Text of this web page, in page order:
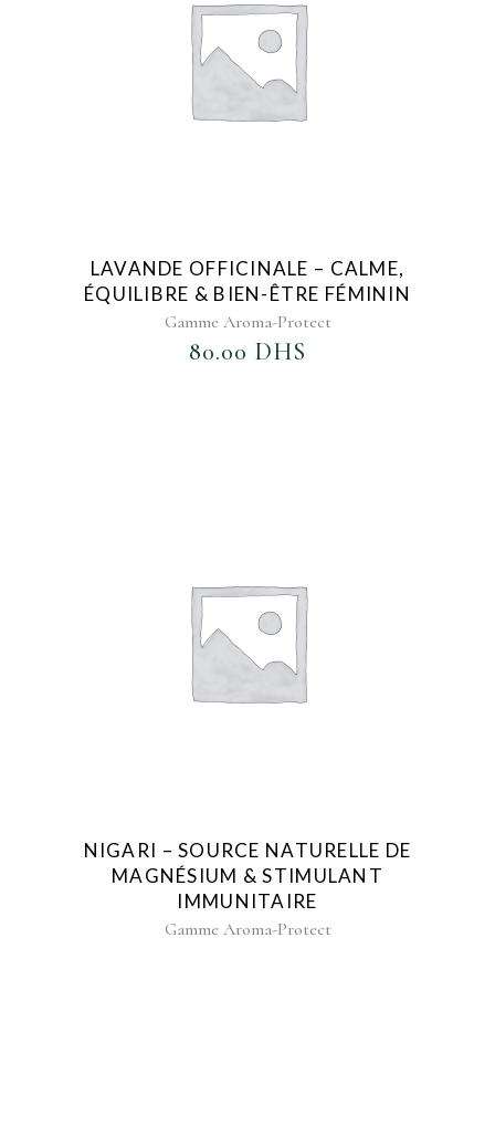
LAVANDE OFFICINALE – CALME,
ÉQUILIBRE & BIEN-ÊTRE FÉMININ
Gamme Aroma-Protect
80.00 DHS
NIGARI – SOURCE NATURELLE DE
MAGNÉSIUM & STIMULANT
IMMUNITAIRE
Gamme Aroma-Protect